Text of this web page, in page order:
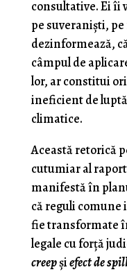
consultative. Ei îi
pe suveranişti,
dezinformează,
câmpul de
lor, ar constitui
ineficient de
climatice.
Această retorică
cutumiar al
manifestă în
că reguli comune
fie transformate
legale cu forţă
creepşiefect de